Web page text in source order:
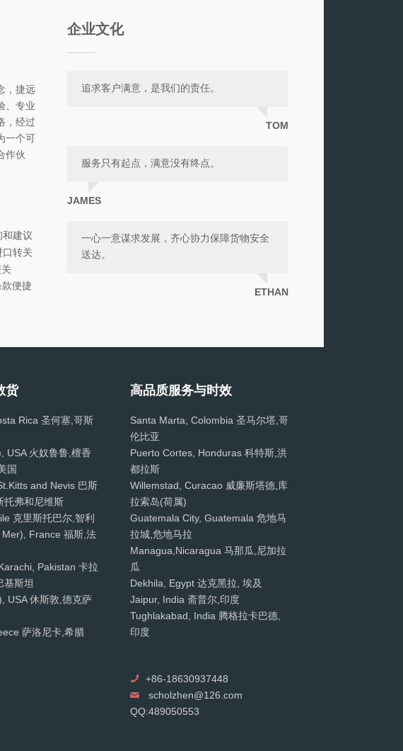
，捷远
、专业
，经过
一个可
作伙
建议
转关
便捷
企业文化
追求客户满意，是我们的责任。
TOM
服务只有起点，满意没有终点。
JAMES
一心一意谋求发展，齐心协力保障货物安全
送达。
ETHAN
货
Rica 圣何塞,哥斯
USA 火奴鲁鲁,檀香
国
and Nevis 巴斯
托弗和尼维斯
克里斯托巴尔,智利
France 福斯,法
Pakistan 卡拉
基斯坦
USA 休斯敦,德克萨
萨洛尼卡,希腊
高品质服务与时效
Santa Marta, Colombia 圣马尔塔,哥
伦比亚
Puerto Cortes, Honduras 科特斯,洪
都拉斯
Willemstad, Curacao 威廉斯塔德,库
拉索岛(荷属)
Guatemala City, Guatemala 危地马
拉城,危地马拉
Managua,Nicaragua 马那瓜,尼加拉
瓜
Dekhila, Egypt 达克黑拉, 埃及
Jaipur, India 斋普尔,印度
Tughlakabad, India 腾格拉卡巴德,
印度
+86-18630937448
scholzhen@126.com
QQ:489050553